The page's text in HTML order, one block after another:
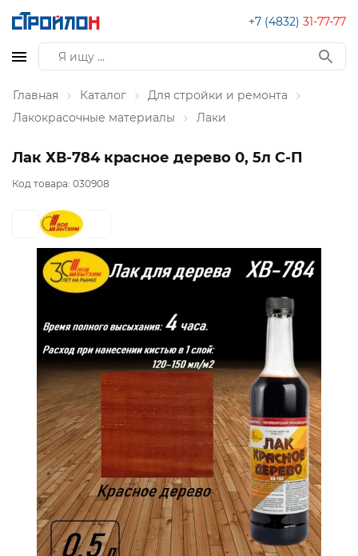
+7 (4832) 31-77-77
Главная Каталог
Для стройки и ремонта
Лакокрасочные материалы
Лаки
Лак ХВ-784 красное дерево 0, 5л С-П
Код товара: 030908